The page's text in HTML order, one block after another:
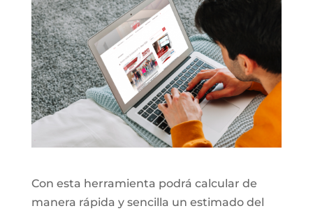
Con esta herramienta podrá calcular de
manera rápida y sencilla un estimado del